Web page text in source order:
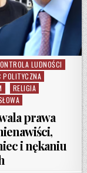
LUDNOŚCI
POLITYCZNA
RELIGIA
prawa
i nękaniu